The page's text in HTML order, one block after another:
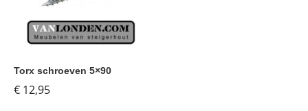
Torx schroeven 5×90
€ 12,95